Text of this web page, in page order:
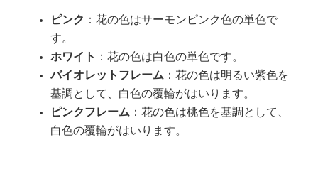
ピンク ：花の色はサーモンピンク色の単色で
す。
ホワイト
：花の色は白色の単色です。
バイオレットフレーム ：花の色は明るい紫色を
基調として、白色の覆輪がはいります。
ピンクフレーム ：花の色は桃色を基調として、
白色の覆輪がはいります。